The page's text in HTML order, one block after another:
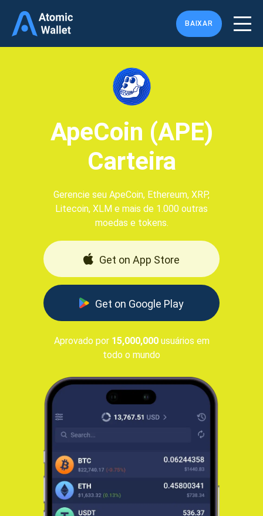
BAIXAR
ApeCoin (APE)
Carteira
Gerencie seu ApeCoin, Ethereum, XRP,
Litecoin, XLM e mais de 1.000 outras
moedas e tokens.
Get on App Store
Get on Google Play
Aprovado por 15,000,000usuários em
todo o mundo